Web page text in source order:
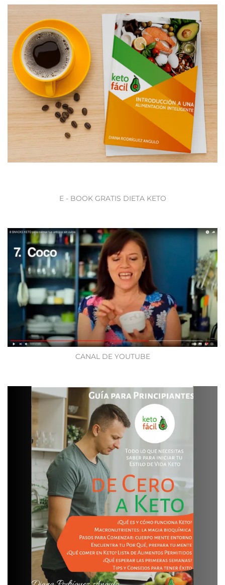
E - BOOK GRATIS DIETA KETO
CANAL DE YOUTUBE